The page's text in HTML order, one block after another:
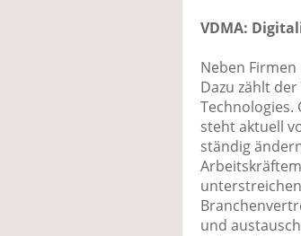
VDMA:
Neben
Dazu zählt
Technologies.
steht aktuell
ständig
und